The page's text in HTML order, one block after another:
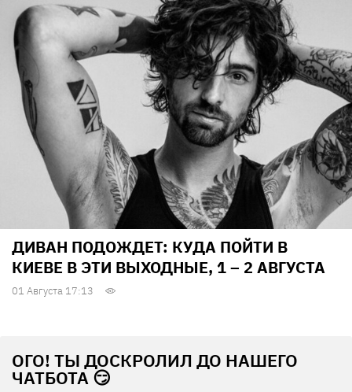
ДИВАН ПОДОЖДЕТ: КУДА ПОЙТИ В
КИЕВЕ В ЭТИ ВЫХОДНЫЕ, 1 – 2 АВГУСТА
01 Августа 17:13
ОГО! ТЫ ДОСКРОЛИЛ ДО НАШЕГО
ЧАТБОТА 😏